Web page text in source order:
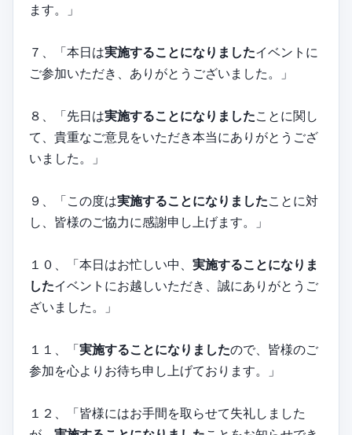
ます。」
７、「本日は実施することになりましたイベントに
ご参加いただき、ありがとうございました。」
８、「先日は実施することになりましたことに関し
て、貴重なご意見をいただき本当にありがとうござ
いました。」
９、「この度は実施することになりましたことに対
し、皆様のご協力に感謝申し上げます。」
１０、「本日はお忙しい中、 実施することになりま
したイベントにお越しいただき、誠にありがとうご
ざいました。」
１１、「実施することになりましたので、皆様のご
参加を心よりお待ち申し上げております。」
１２、「皆様にはお手間を取らせて失礼しました